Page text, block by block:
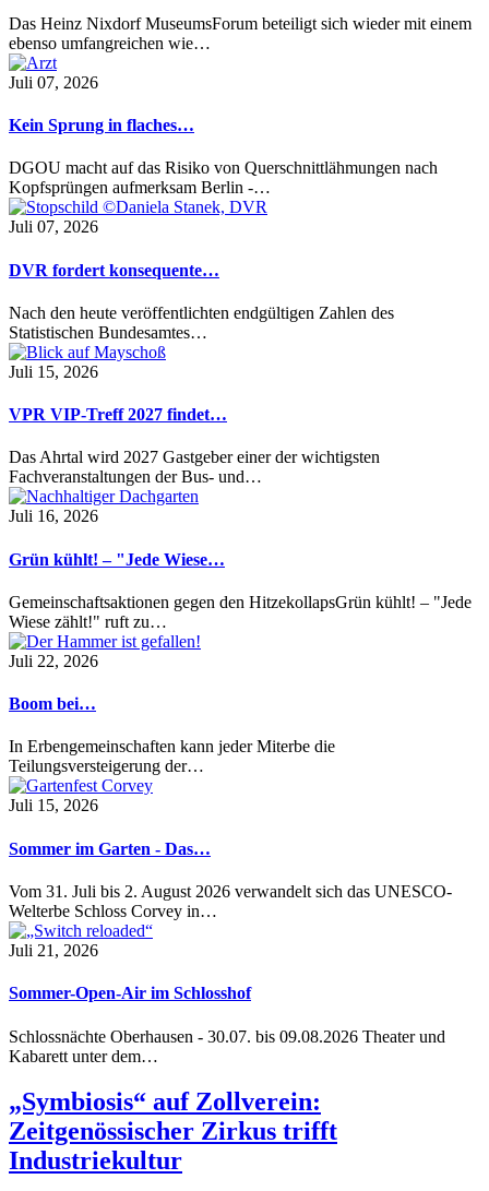
Das Heinz Nixdorf MuseumsForum beteiligt sich wieder mit einem
ebenso umfangreichen wie…
Juli 07, 2026
Kein Sprung in flaches…
DGOU macht auf das Risiko von Querschnittlähmungen nach
Kopfsprüngen aufmerksam Berlin -…
Juli 07, 2026
DVR fordert konsequente…
Nach den heute veröffentlichten endgültigen Zahlen des
Statistischen Bundesamtes…
Juli 15, 2026
VPR VIP-Treff 2027 findet…
Das Ahrtal wird 2027 Gastgeber einer der wichtigsten
Fachveranstaltungen der Bus- und…
Juli 16, 2026
Grün kühlt! – "Jede Wiese…
Gemeinschaftsaktionen gegen den HitzekollapsGrün kühlt! – "Jede
Wiese zählt!" ruft zu…
Juli 22, 2026
Boom bei…
In Erbengemeinschaften kann jeder Miterbe die
Teilungsversteigerung der…
Juli 15, 2026
Sommer im Garten - Das…
Vom 31. Juli bis 2. August 2026 verwandelt sich das UNESCO-
Welterbe Schloss Corvey in…
Juli 21, 2026
Sommer-Open-Air im Schlosshof
Schlossnächte Oberhausen - 30.07. bis 09.08.2026 Theater und
Kabarett unter dem…
„Symbiosis“ auf Zollverein:
Zeitgenössischer Zirkus trifft
Industriekultur